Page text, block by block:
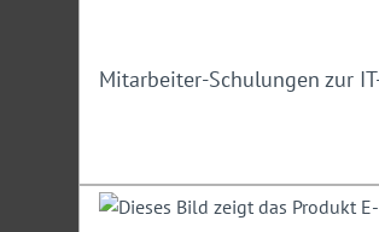
Mitarbeiter-Schulungen zur